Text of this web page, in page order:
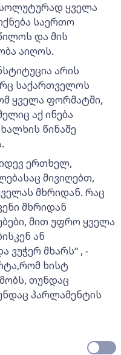
ყველა
საერთო
და მის
აიღოს.
არის
საქართველოს
ყველა ფორმატში,
აქ ინება
წინაშე
ერთხელ,
მივიღებთ,
მხრიდან. რაც
მხრიდან
მით უფრო ყველა
ან
ვუჭერ მხარს“ , -
ხისტ
თუნდაც
პარლამენტის